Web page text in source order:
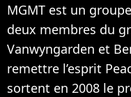
MGMT est un
deux membres du
Vanwyngarden et
remettre l’esprit
sortent en 2008 le